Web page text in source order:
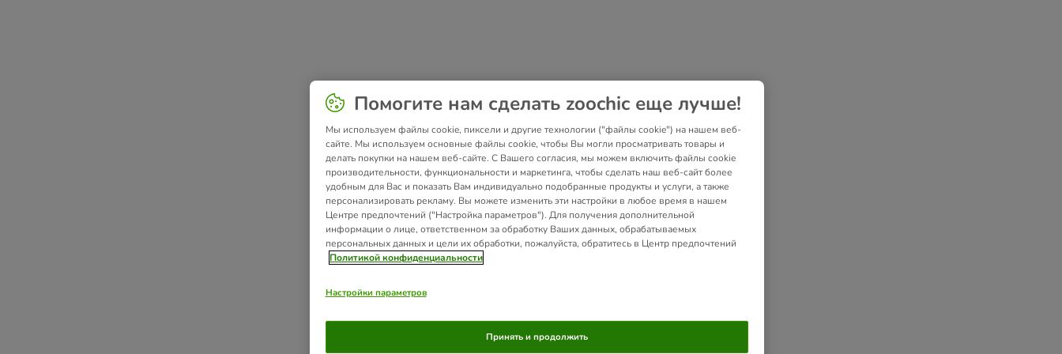
Помогите нам сделать zoochic еще лучше!
Мы используем файлы cookie, пиксели и другие технологии ("файлы cookie") на нашем веб-
сайте. Мы используем основные файлы cookie, чтобы Вы могли просматривать товары и
делать покупки на нашем веб-сайте. С Вашего согласия, мы можем включить файлы cookie
производительности, функциональности и маркетинга, чтобы сделать наш веб-сайт более
удобным для Вас и показать Вам индивидуально подобранные продукты и услуги, а также
персонализировать рекламу. Вы можете изменить эти настройки в любое время в нашем
Центре предпочтений ("Настройка параметров"). Для получения дополнительной
информации о лице, ответственном за обработку Ваших данных, обрабатываемых
персональных данных и цели их обработки, пожалуйста, обратитесь в Центр предпочтений
Политикой конфиденциальности
Настройки параметров
Принять и продолжить